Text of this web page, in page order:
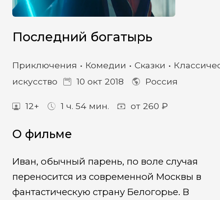
Последний богатырь
Приключения Комедии Сказки
искусство
10 окт 2018 Россия
12+ 1 ч. 54 мин. от 260 ₽
О фильме
Иван, обычный парень, по воле случая
переносится из современной Москвы в
фантастическую страну Белогорье. В